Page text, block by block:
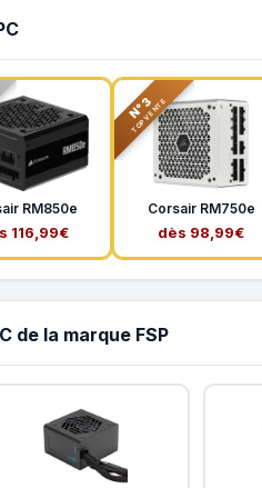
RM850e
116,99€
N°3
TOP VENTE
Corsair RM750e
dès 98,99€
de la marque FSP